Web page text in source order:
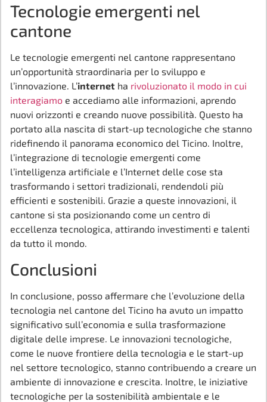
Tecnologie emergenti nel
cantone
Le tecnologie emergenti nel cantone rappresentano
un’opportunità straordinaria per lo sviluppo e
l’innovazione. L’internet ha rivoluzionato il modo in cui
interagiamo e accediamo alle informazioni, aprendo
nuovi orizzonti e creando nuove possibilità. Questo ha
portato alla nascita di start-up tecnologiche che stanno
ridefinendo il panorama economico del Ticino. Inoltre,
l’integrazione di tecnologie emergenti come
l’intelligenza artificiale e l’Internet delle cose sta
trasformando i settori tradizionali, rendendoli più
efficienti e sostenibili. Grazie a queste innovazioni, il
cantone si sta posizionando come un centro di
eccellenza tecnologica, attirando investimenti e talenti
da tutto il mondo.
Conclusioni
In conclusione, posso affermare che l’evoluzione della
tecnologia nel cantone del Ticino ha avuto un impatto
significativo sull’economia e sulla trasformazione
digitale delle imprese. Le innovazioni tecnologiche,
come le nuove frontiere della tecnologia e le start-up
nel settore tecnologico, stanno contribuendo a creare un
ambiente di innovazione e crescita. Inoltre, le iniziative
tecnologiche per la sostenibilità ambientale e le